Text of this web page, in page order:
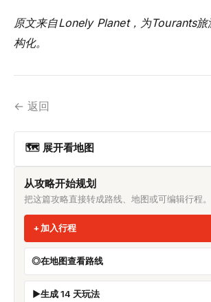
原文来自Lonely Planet，为Tourants旅
构化。
← 返回
🗺 展开看地图
从攻略开始规划
把这篇攻略直接转成路线、地图或可编辑行程。
加入行程
在地图查看路线
生成 14 天玩法